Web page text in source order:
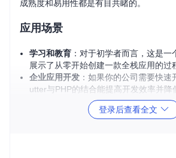
成熟度和易用性都是有目共睹的。
应用场景
学习和教育 ：对于初学者而言，这是一
展示了从零开始创建一款全栈应用的过
企业应用开发 ：如果你的公司需要快
utter与PHP的结合能提高开发效率并降
：无论是简单的博客系统还是
个项目都能为你提供基础模板。
登录后查看全文